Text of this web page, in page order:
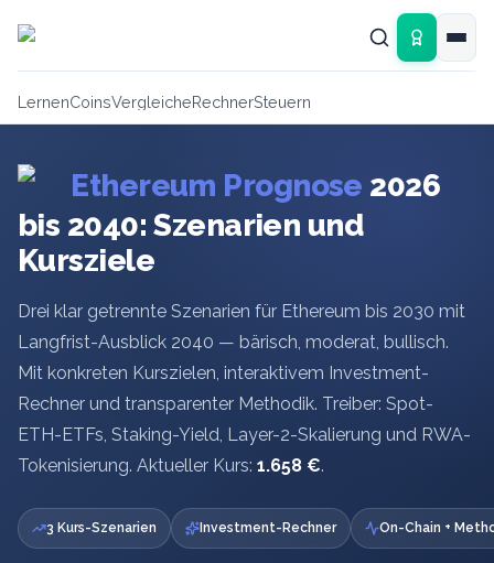
LernenCoinsVergleicheRechnerSteuern
Ethereum Prognose 2026
bis 2040: Szenarien und
Kursziele
Drei klar getrennte Szenarien für Ethereum bis 2030 mit
Langfrist-Ausblick 2040 — bärisch, moderat, bullisch.
Mit konkreten Kurszielen, interaktivem Investment-
Rechner und transparenter Methodik. Treiber: Spot-
ETH-ETFs, Staking-Yield, Layer-2-Skalierung und RWA-
Tokenisierung. Aktueller Kurs: 1.658 €.
3 Kurs-Szenarien Investment-Rechner On-Chain +